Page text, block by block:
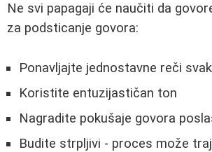
Ne svi papagaji će naučiti da
za podsticanje govora:
Ponavljajte jednostavne reči
Koristite entuzijastičan ton
Nagradite pokušaje govora
Budite strpljivi - proces može